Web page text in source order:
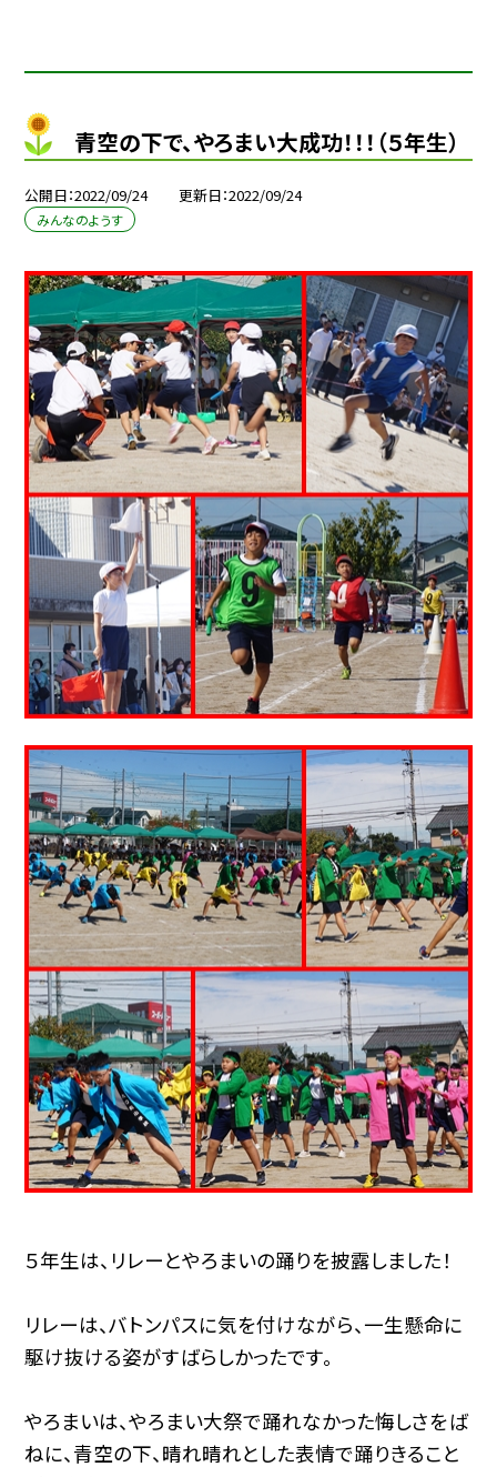
青空の下で、やろまい大成功！！！（５年生）
公開日 2022/09/24 更新日 2022/09/24
みんなのようす
５年生は、リレーとやろまいの踊りを披露しました！
リレーは、バトンパスに気を付けながら、一生懸命に
駆け抜ける姿がすばらしかったです。
やろまいは、やろまい大祭で踊れなかった悔しさをば
ねに、青空の下、晴れ晴れとした表情で踊りきること